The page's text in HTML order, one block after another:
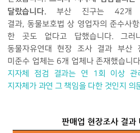
달랐습니다. 부산 진구는 42개
결과, 동물보호법 상 영업자의 준수사
한 곳도 없다고 답했습니다.그
동물자유연대 현장 조사 결과 부산
미준수 업체는 6개 업체나 존재했습니다
지자체 점검 결과는
연 1 회 이상 관
지자체가 과연 그 책임을 다한 것인지 의